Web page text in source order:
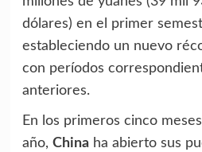
dólares) en el primer
estableciendo un nuevo
con períodos
anteriores.
En los primeros cinco
año, Chinaha abierto sus